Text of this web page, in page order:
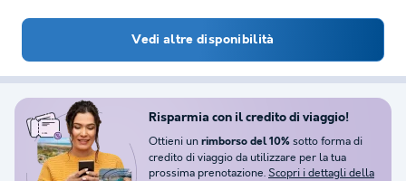
Vedi altre disponibilità
Risparmia con il credito di viaggio!
Ottieni un rimborso del 10% sotto forma di
credito di viaggio da utilizzare per la tua
prossima prenotazione. Scopri i dettagli della